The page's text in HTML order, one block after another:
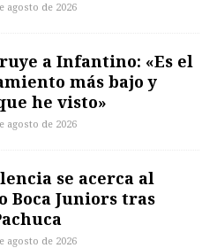
agosto de 2026
a Infantino: «Es el
más bajo y
he visto»
agosto de 2026
se acerca al
Boca Juniors tras
agosto de 2026